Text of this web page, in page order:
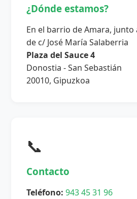
¿Dónde estamos?
En el barrio de Amara, junto
de c/ José María Salaberria
Plaza del Sauce 4
Donostia - San Sebastián
20010, Gipuzkoa
📞
Contacto
Teléfono: 943 45 31 96